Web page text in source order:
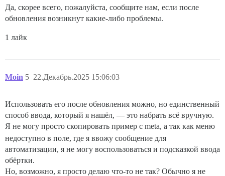
Да, скорее всего, пожалуйста, сообщите нам, если после
обновления возникнут какие-либо проблемы.
1 лайк
Moin 22.Декабрь.2025 15:06:03
5
Использовать его после обновления можно, но единственный
способ ввода, который я нашёл, — это набрать всё вручную.
Я не могу просто скопировать пример с meta, а так как меню
недоступно в поле, где я ввожу сообщение для
автоматизации, я не могу воспользоваться и подсказкой ввода
обёртки.
Но, возможно, я просто делаю что-то не так? Обычно я не